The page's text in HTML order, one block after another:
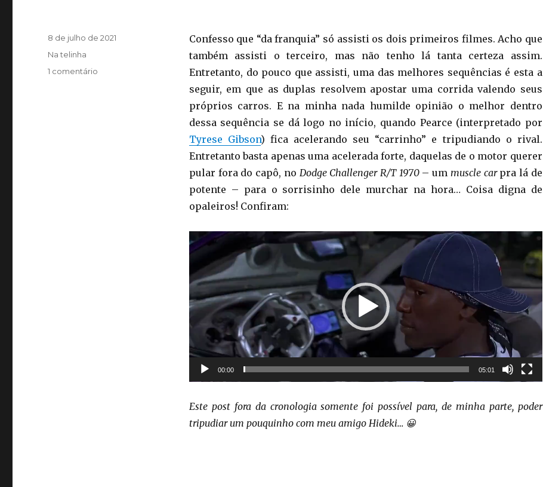
Confesso que “da franquia” só assisti os dois primeiros filmes. Acho que
também assisti o terceiro, mas não tenho lá tanta certeza assim.
Entretanto, do pouco que assisti, uma das melhores sequências é esta a
seguir, em que as duplas resolvem apostar uma corrida valendo seus
próprios carros. E na minha nada humilde opinião o melhor dentro
dessa sequência se dá logo no início, quando Pearce (interpretado por
Tyrese Gibson) fica acelerando seu “carrinho” e tripudiando o rival.
Entretanto basta apenas uma acelerada forte, daquelas de o motor querer
pular fora do capô, no Dodge Challenger R/T 1970– um muscle carpra lá de
potente – para o sorrisinho dele murchar na hora… Coisa digna de
opaleiros! Confiram:
Tocador
vídeo
00:00 05:01
Este post fora da cronologia somente foi possível para, de minha parte, poder
tripudiar um pouquinho com meu amigo Hideki… 😀
Publicado
8 de julho de 2021
Categorias
Na telinha
1 comentário